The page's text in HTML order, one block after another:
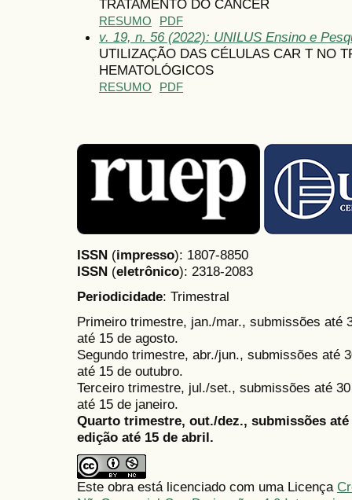
TRATAMENTO DO CÂNCER
RESUMO PDF
v. 19, n. 56 (2022): UNILUS Ensino e
UTILIZAÇÃO DAS CÉLULAS CAR T NO
HEMATOLÓGICOS
RESUMO PDF
ISSN (impresso): 1807-8850
ISSN (eletrônico): 2318-2083
Periodicidade: Trimestral
Primeiro trimestre, jan./mar., submissões até
até 15 de agosto.
Segundo trimestre, abr./jun., submissões até
até 15 de outubro.
Terceiro trimestre, jul./set., submissões até
até 15 de janeiro.
Quarto trimestre, out./dez., submissões
edição até 15 de abril.
Este obra está licenciado com uma Licença